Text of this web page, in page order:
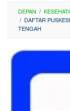
DEPAN /
/ DAFTAR
TENGAH